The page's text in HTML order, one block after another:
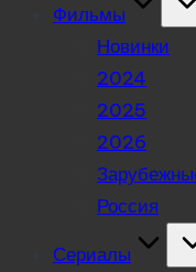
Фильмы
Новинки
2024
2025
2026
Россия
Сериалы